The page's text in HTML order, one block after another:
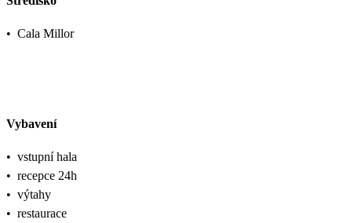
• Cala Millor
Vybavení
• vstupní hala
• recepce 24h
• výtahy
• restaurace